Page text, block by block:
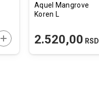
DODAJTE U KORPU
Aquel Mangrove
Koren L
2.520,00 RSD